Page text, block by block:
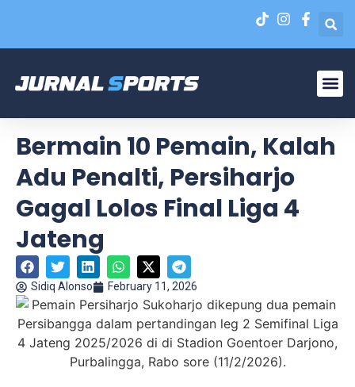
Bermain 10 Pemain, Kalah
Adu Penalti, Persiharjo
Gagal Lolos Final Liga 4
Jateng
Sidiq Alonso February 11, 2026